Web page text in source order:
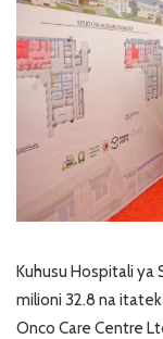
Kuhusu Hospitali ya
milioni 32.8 na
Onco Care Centre